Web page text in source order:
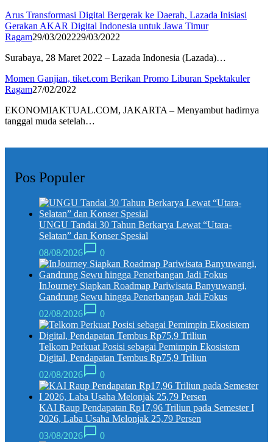
Arus Transformasi Digital Bergerak ke Daerah, Lazada Inisiasi
Gerakan AKAR Digital Indonesia untuk Jawa Timur
Ragam29/03/202229/03/2022
Surabaya, 28 Maret 2022 – Lazada Indonesia (Lazada)…
Momen Ganjian, tiket.com Berikan Promo Liburan Spektakuler
Ragam27/02/2022
EKONOMIAKTUAL.COM, JAKARTA – Menyambut hadirnya
tanggal muda setelah…
Pos Populer
UNGU Tandai 30 Tahun Berkarya Lewat “Utara-
Selatan” dan Konser Spesial
08/08/2026
0
InJourney Siapkan Roadmap Pariwisata Banyuwangi,
Gandrung Sewu hingga Penerbangan Jadi Fokus
02/08/2026
0
Telkom Perkuat Posisi sebagai Pemimpin Ekosistem
Digital, Pendapatan Tembus Rp75,9 Triliun
02/08/2026
0
KAI Raup Pendapatan Rp17,96 Triliun pada Semester I
2026, Laba Usaha Melonjak 25,79 Persen
03/08/2026
0